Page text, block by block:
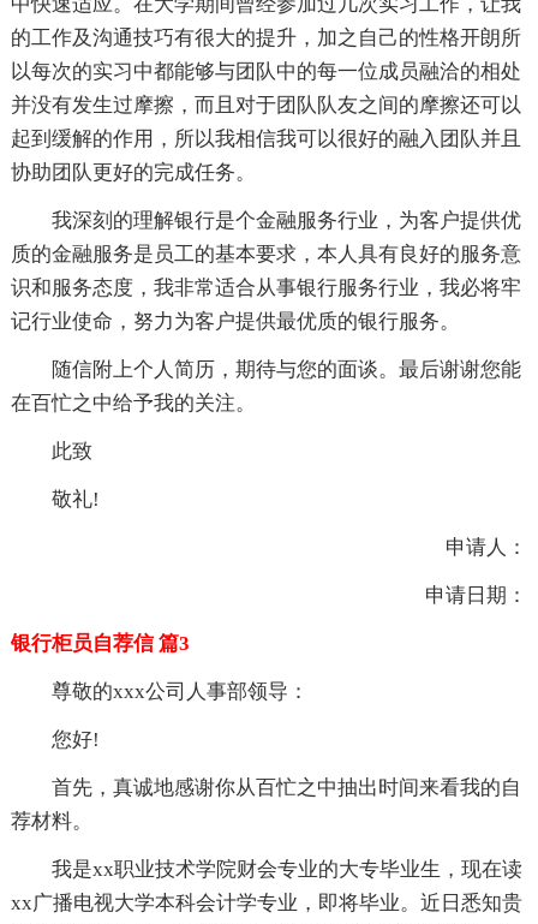
中快速适应。在大学期间曾经参加过几次实习工作，让我
的工作及沟通技巧有很大的提升，加之自己的性格开朗所
以每次的实习中都能够与团队中的每一位成员融洽的相处
并没有发生过摩擦，而且对于团队队友之间的摩擦还可以
起到缓解的作用，所以我相信我可以很好的融入团队并且
协助团队更好的完成任务。
我深刻的理解银行是个金融服务行业，为客户提供优
质的金融服务是员工的基本要求，本人具有良好的服务意
识和服务态度，我非常适合从事银行服务行业，我必将牢
记行业使命，努力为客户提供最优质的银行服务。
随信附上个人简历，期待与您的面谈。最后谢谢您能
在百忙之中给予我的关注。
此致
敬礼!
申请人：
申请日期：
银行柜员自荐信 篇3
尊敬的xxx公司人事部领导：
您好!
首先，真诚地感谢你从百忙之中抽出时间来看我的自
荐材料。
我是xx职业技术学院财会专业的大专毕业生，现在读
xx广播电视大学本科会计学专业，即将毕业。近日悉知贵